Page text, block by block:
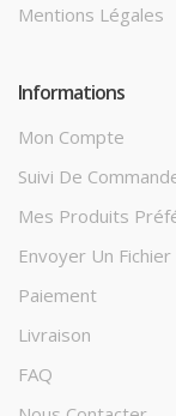
Mentions Légales
Informations
Mon Compte
Suivi De
Mes Produits
Envoyer Un Fichier
Paiement
Livraison
FAQ